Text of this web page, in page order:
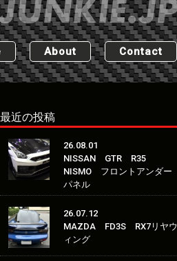
About Contact
最近の投稿
26.08.01
NISSAN GTR R35
NISMO フロントアンダー
パネル
26.07.12
MAZDA FD3S RX7リヤウ
ィング